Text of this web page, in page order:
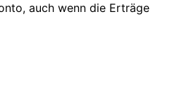
, auch wenn die Erträge